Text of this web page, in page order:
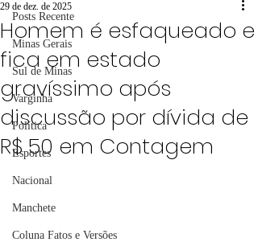
Posts Recente
Minas Gerais
Sul de Minas
Varginha
Política
Esportes
Nacional
Manchete
Coluna Fatos e Versões
Homem é esfaqueado e
fica em estado
gravíssimo após
discussão por dívida de
R$ 50 em Contagem
29 de dez. de 2025